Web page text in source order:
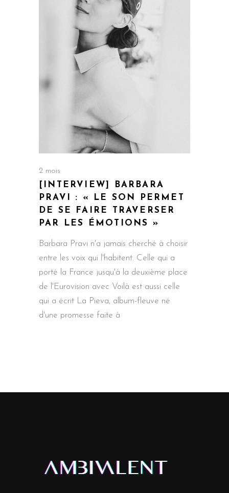
2 mois
[INTERVIEW] BARBARA
PRAVI : « LE SON PERMET
DE SE FAIRE TRAVERSER
PAR LES ÉMOTIONS »
Barbara Pravi n'a jamais cherché à choisir
entre les voix qui l'habitent. Celle qui a
porté la France jusqu'à la deuxième place
de l'Eurovision avec Voilà est aussi celle
qui a écrit La Pieva, album-fleuve né
d'une promesse faite à